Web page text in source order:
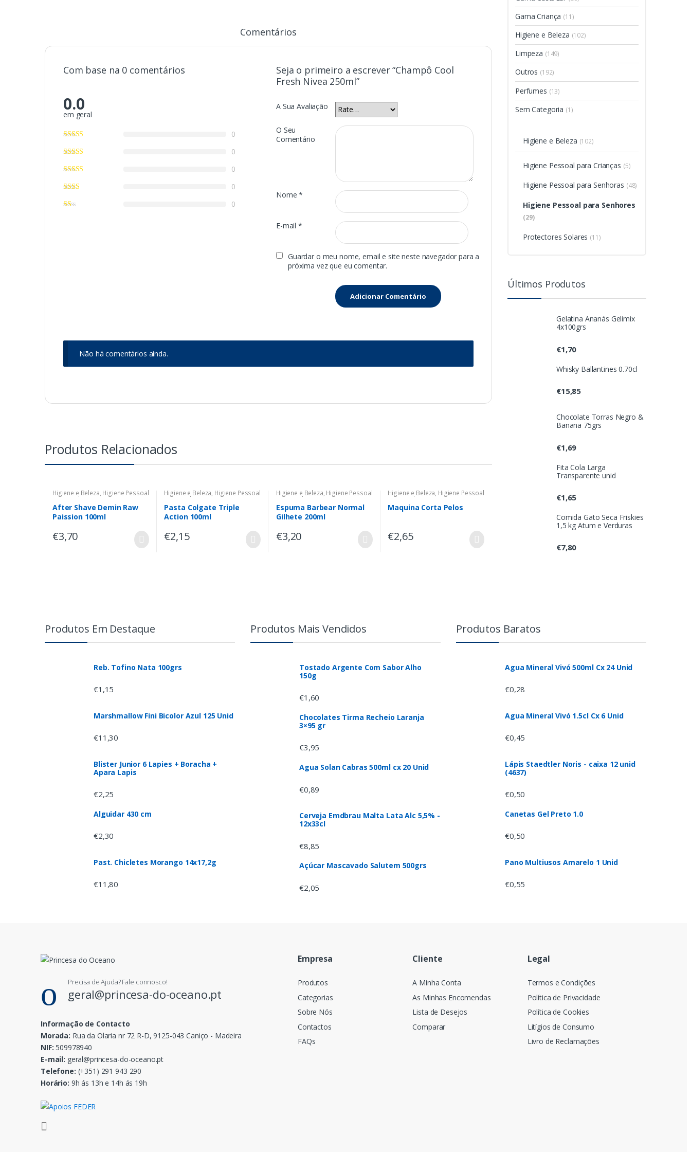
Comentários
Com base na 0 comentários
0.0
em geral
0
0
0
0
0
Seja o primeiro a escrever “Champô Cool
Fresh Nivea 250ml”
A Sua Avaliação
O Seu
Comentário
Nome*
E-mail*
Guardar o meu nome, email e site neste navegador para a
próxima vez que eu comentar.
Não há comentários ainda.
Produtos Relacionados
Higiene e Beleza, Higiene Pessoal
para Senhores
After Shave Demin Raw
Paission 100ml
€3,70
Higiene e Beleza, Higiene Pessoal
para Senhores
Pasta Colgate Triple
Action 100ml
€2,15
Higiene e Beleza, Higiene Pessoal
para Senhores
Espuma Barbear Normal
Gilhete 200ml
€3,20
Higiene e Beleza, Higiene Pessoal
para Senhores
Maquina Corta Pelos
€2,65
Gama Criança (11)
Higiene e Beleza (102)
Limpeza (149)
Outros (192)
Perfumes (13)
Sem Categoria (1)
Higiene e Beleza (102)
Higiene Pessoal para Crianças (5)
Higiene Pessoal para Senhoras (48)
Higiene Pessoal para Senhores
(29)
Protectores Solares (11)
Últimos Produtos
Gelatina Ananás Gelimix
4x100grs
€1,70
Whisky Ballantines 0.70cl
€15,85
Chocolate Torras Negro &
Banana 75grs
€1,69
Fita Cola Larga
Transparente unid
€1,65
Comida Gato Seca Friskies
1,5 kg Atum e Verduras
€7,80
Produtos Em Destaque
Reb. Tofino Nata 100grs
€1,15
Marshmallow Fini Bicolor Azul 125 Unid
€11,30
Blister Junior 6 Lapies + Boracha +
Apara Lapis
€2,25
Alguidar 430 cm
€2,30
Past. Chicletes Morango 14x17,2g
€11,80
Produtos Mais Vendidos
Tostado Argente Com Sabor Alho
150g
€1,60
Chocolates Tirma Recheio Laranja
3×95 gr
€3,95
Agua Solan Cabras 500ml cx 20 Unid
€0,89
Cerveja Emdbrau Malta Lata Alc 5,5% -
12x33cl
€8,85
Açúcar Mascavado Salutem 500grs
€2,05
Produtos Baratos
Agua Mineral Vivó 500ml Cx 24 Unid
€0,28
Agua Mineral Vivó 1.5cl Cx 6 Unid
€0,45
Lápis Staedtler Noris - caixa 12 unid
(4637)
€0,50
Canetas Gel Preto 1.0
€0,50
Pano Multiusos Amarelo 1 Unid
€0,55
Precisa de Ajuda? Fale connosco!
geral@princesa-do-oceano.pt
Informação de Contacto
Morada: Rua da Olaria nr 72 R-D, 9125-043 Caniço - Madeira
NIF: 509978940
E-mail: geral@princesa-do-oceano.pt
Telefone: (+351) 291 943 290
Horário: 9h ás 13h e 14h ás 19h
Empresa
Produtos
Categorias
Sobre Nós
Contactos
FAQs
Cliente
A Minha Conta
As Minhas Encomendas
Lista de Desejos
Comparar
Legal
Termos e Condições
Política de Privacidade
Política de Cookies
Litígios de Consumo
Livro de Reclamações